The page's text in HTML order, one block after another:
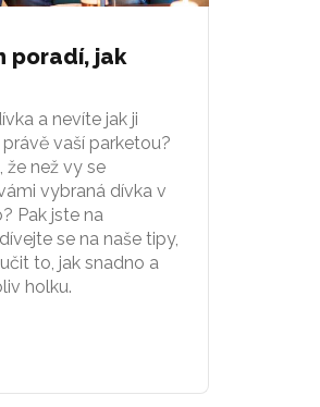
poradí, jak
a nevíte jak ji
vaší parketou?
že než vy se
vybraná dívka v
Pak jste na
se na naše tipy,
to, jak snadno a
holku.